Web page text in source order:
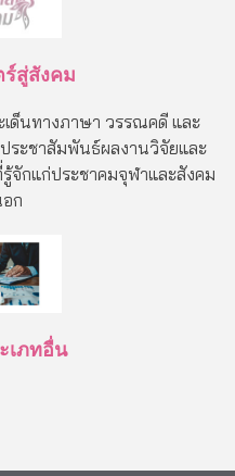
สู่สังคม
เด็นทางภาษา วรรณคดี และ
ระชาสัมพันธ์ผลงานวิจัยและ
จักแก่ประชาคมจุฬาและสังคม
ก
เภทอื่น